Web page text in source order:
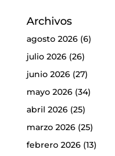
Archivos
agosto 2026(6)
julio 2026(26)
junio 2026(27)
mayo 2026(34)
abril 2026(25)
marzo 2026(25)
febrero 2026(13)